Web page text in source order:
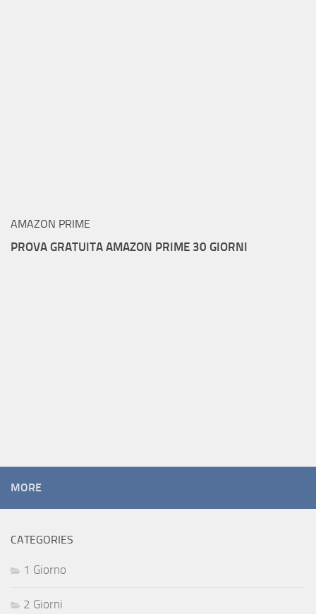
AMAZON PRIME
PROVA GRATUITA AMAZON PRIME 30 GIORNI
MORE
CATEGORIES
1 Giorno
2 Giorni